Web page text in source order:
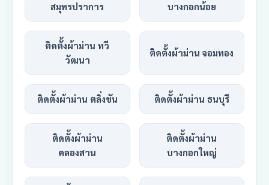
สมุทรปราการ
บางกอกน้อย
ติดตั้งผ้าม่าน ทวี
วัฒนา
ติดตั้งผ้าม่าน จอมทอง
ติดตั้งผ้าม่าน ตลิ่งชัน ติดตั้งผ้าม่าน ธนบุรี
ติดตั้งผ้าม่าน
คลองสาน
ติดตั้งผ้าม่าน
บางกอกใหญ่